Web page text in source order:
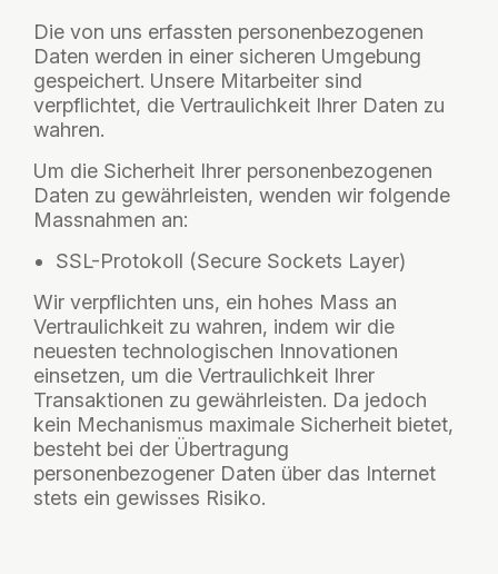
Die von uns erfassten personenbezogenen
Daten werden in einer sicheren Umgebung
gespeichert. Unsere Mitarbeiter sind
verpflichtet, die Vertraulichkeit Ihrer Daten zu
wahren.
Um die Sicherheit Ihrer personenbezogenen
Daten zu gewährleisten, wenden wir folgende
Massnahmen an:
SSL-Protokoll (Secure Sockets Layer)
Wir verpflichten uns, ein hohes Mass an
Vertraulichkeit zu wahren, indem wir die
neuesten technologischen Innovationen
einsetzen, um die Vertraulichkeit Ihrer
Transaktionen zu gewährleisten. Da jedoch
kein Mechanismus maximale Sicherheit bietet,
besteht bei der Übertragung
personenbezogener Daten über das Internet
stets ein gewisses Risiko.